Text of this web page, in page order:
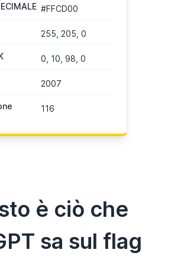
#FFCD00
255, 205, 0
0, 10, 98, 0
2007
116
è ciò che
sa sul flag